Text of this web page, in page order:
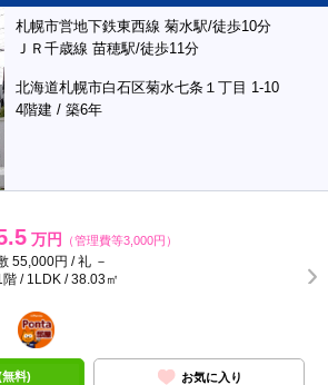
札幌市営地下鉄東西線 菊水駅/徒歩10分
ＪＲ千歳線 苗穂駅/徒歩11分
北海道札幌市白石区菊水七条１丁目 1-10
4階建 / 築6年
万円 （管理費等3,000円）
55,000円 / 礼 －
階 / 1LDK / 38.03㎡
ポンタ
部屋
料) お気に入り